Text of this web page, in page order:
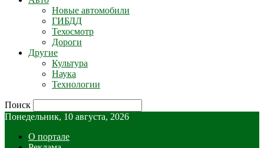
Новые автомобили
ГИБДД
Техосмотр
Дороги
Другие
Культура
Наука
Технологии
Поиск
Понедельник, 10 августа, 2026
О портале